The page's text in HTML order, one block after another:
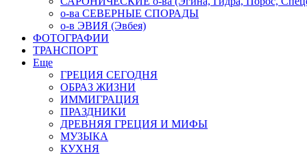
о-ва СЕВЕРНЫЕ СПОРАДЫ
о-в ЭВИЯ (Эвбея)
ФОТОГРАФИИ
ТРАНСПОРТ
Еще
ГРЕЦИЯ СЕГОДНЯ
ОБРАЗ ЖИЗНИ
ИММИГРАЦИЯ
ПРАЗДНИКИ
ДРЕВНЯЯ ГРЕЦИЯ И МИФЫ
МУЗЫКА
КУХНЯ